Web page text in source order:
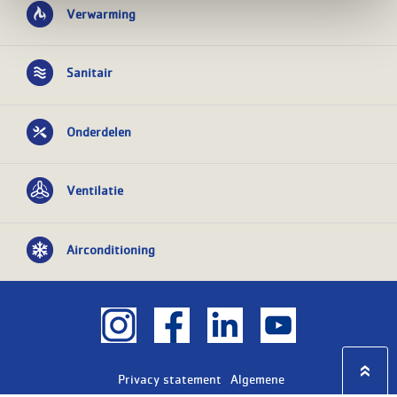
Verwarming
Sanitair
Onderdelen
Ventilatie
Airconditioning
Privacy statement Algemene